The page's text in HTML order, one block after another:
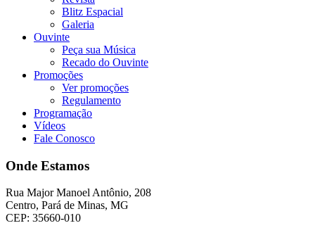
Blitz Espacial
Galeria
Ouvinte
Peça sua Música
Recado do Ouvinte
Promoções
Ver promoções
Regulamento
Programação
Vídeos
Fale Conosco
Onde Estamos
Rua Major Manoel Antônio, 208
Centro, Pará de Minas, MG
CEP: 35660-010